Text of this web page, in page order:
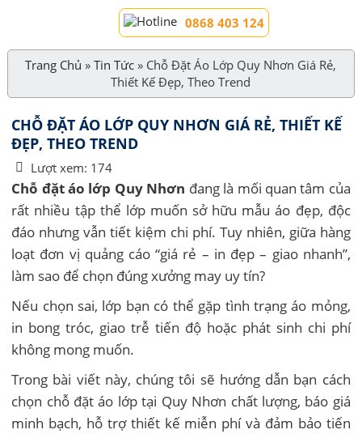
0868 403 124
Trang Chủ »Tin Tức » Chỗ Đặt Áo Lớp Quy Nhơn Giá Rẻ,
Thiết Kế Đẹp, Theo Trend
CHỖ ĐẶT ÁO LỚP QUY NHƠN GIÁ RẺ, THIẾT KẾ
ĐẸP, THEO TREND
Lượt xem: 174
Chỗ đặt áo lớp Quy Nhơn đang là mối quan tâm của
rất nhiều tập thể lớp muốn sở hữu mẫu áo đẹp, độc
đáo nhưng vẫn tiết kiệm chi phí. Tuy nhiên, giữa hàng
loạt đơn vị quảng cáo “giá rẻ – in đẹp – giao nhanh”,
làm sao để chọn đúng xưởng may uy tín?
Nếu chọn sai, lớp bạn có thể gặp tình trạng áo mỏng,
in bong tróc, giao trễ tiến độ hoặc phát sinh chi phí
không mong muốn.
Trong bài viết này, chúng tôi sẽ hướng dẫn bạn cách
chọn chỗ đặt áo lớp tại Quy Nhơn chất lượng, báo giá
minh bạch, hỗ trợ thiết kế miễn phí và đảm bảo tiến